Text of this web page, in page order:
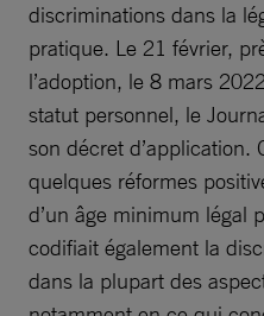
discriminations dans la
pratique. Le 21 février,
l’adoption, le 8 mars
statut personnel, le
son décret d’application.
quelques réformes
d’un âge minimum légal
codifiait également la
dans la plupart des